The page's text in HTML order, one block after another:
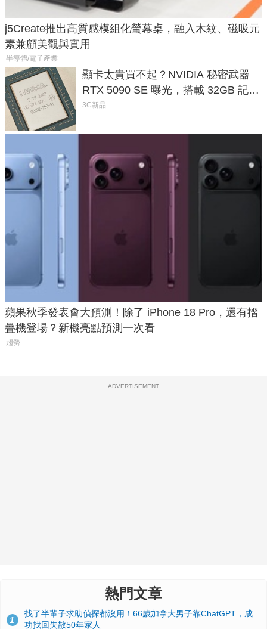
j5Create推出高質感模組化螢幕桌，融入木紋、磁吸元
素兼顧美觀與實用
半導體/電子產業
顯卡太貴買不起？NVIDIA 秘密武器
RTX 5090 SE 曝光，搭載 32GB 記憶
體
3C新品
蘋果秋季發表會大預測！除了 iPhone 18 Pro，還有摺
疊機登場？新機亮點預測一次看
趨勢
ADVERTISEMENT
熱門文章
1
找了半輩子求助偵探都沒用！66歲加拿大男子靠ChatGPT，成
功找回失散50年家人